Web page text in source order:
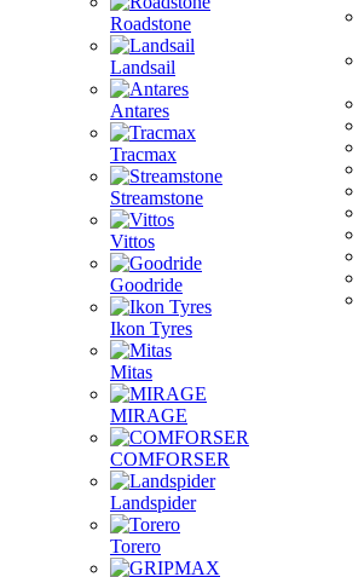
Roadstone
Landsail
Antares
Tracmax
Streamstone
Vittos
Goodride
Ikon Tyres
Mitas
MIRAGE
COMFORSER
Landspider
Torero